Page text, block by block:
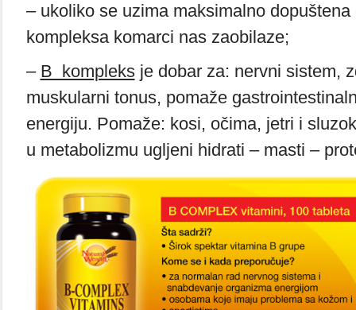
– ukoliko se uzima maksimalno
kompleksa komarci nas zaobilaze;
– B kompleksje dobar za: nervni sistem,
muskularni tonus, pomaže
energiju. Pomaže: kosi, očima, jetri i
u metabolizmu ugljeni hidrati – masti –